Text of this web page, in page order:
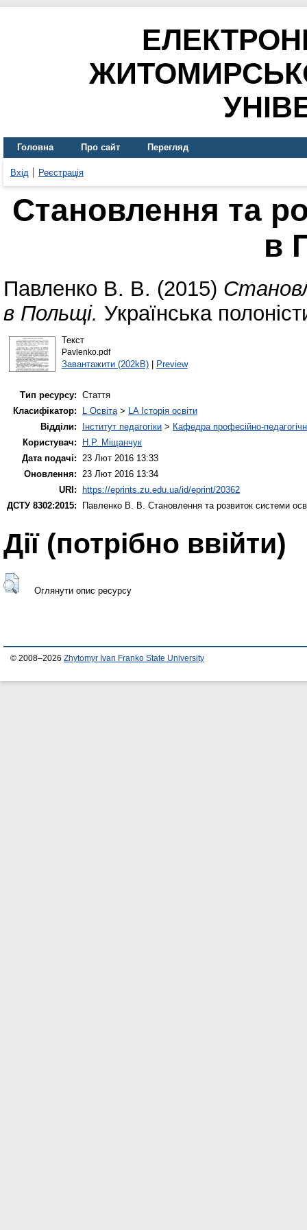
Головна Про сайт Перегляд
Вхід Реєстрація
Становлення та
в
Павленко В. В. (2015)
в Польщі. Українська
Текст
Pavlenko.pdf
Завантажити (202kB)| Preview
Тип ресурсу: Стаття
Класифікатор:
L Освіта> LA Історія освіти
Відділи:
Інститут педагогіки > Кафедра професійно-
Користувач:
Н.Р. Міщанчук
Дата подачі: 23 Лют 2016 13:33
Оновлення: 23 Лют 2016 13:34
URI:
https://eprints.zu.edu.ua/id/eprint/20362
ДСТУ 8302:2015:
Павленко В. В. Становлення та розвиток системи
Дії ​​(потрібно ввійти)
Оглянути опис ресурсу
© 2008–2026 Zhytomyr Ivan Franko State University